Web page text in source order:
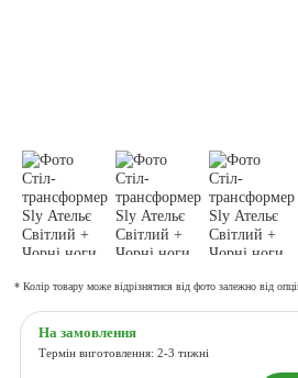
* Колір товару може відрізнятися від фото залежно від
На замовлення
Термін виготовлення: 2-3 тижні